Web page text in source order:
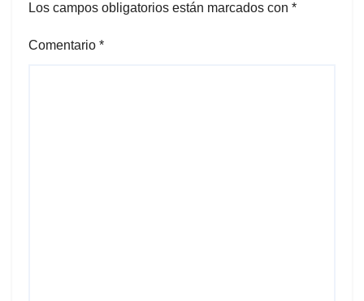
Los campos obligatorios están marcados con *
Comentario *